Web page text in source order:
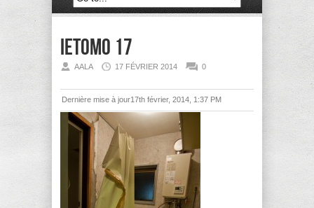
Ietomo 17
AALA 17 FÉVRIER 2014 0
Dernière mise à jour17th février, 2014, 1:37 PM